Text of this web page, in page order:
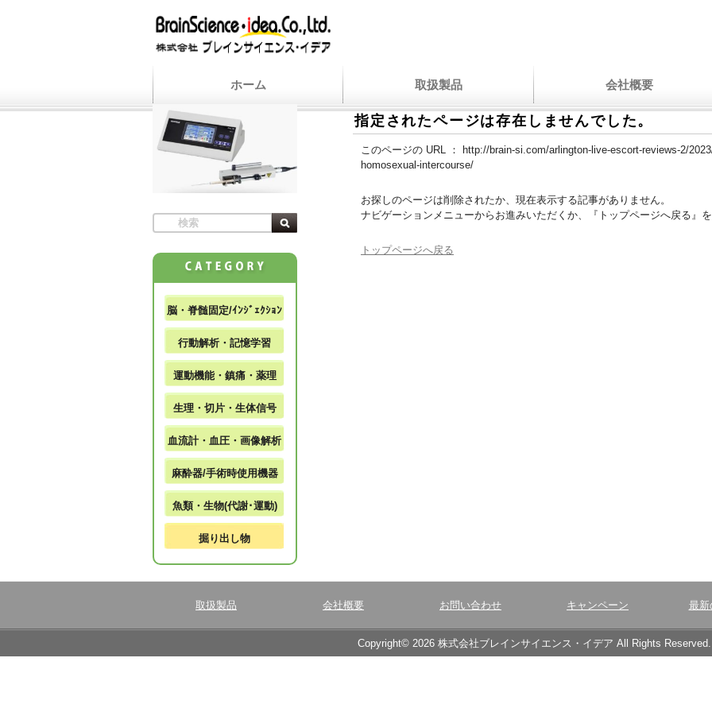
ホーム 取扱製品 会社概要
指定されたページは存在しませんでした。
このページの URL ：
http://brain-si.com/arlington-live-escort-reviews-2/
homosexual-intercourse/
お探しのページは削除されたか、現在表示する記事がありません。
ナビゲーションメニューからお進みいただくか、『トップページへ戻る』を
トップページへ戻る
脳・脊髄固定/ｲﾝｼﾞｪｸｼｮﾝ
行動解析・記憶学習
運動機能・鎮痛・薬理
生理・切片・生体信号
血流計・血圧・画像解析
麻酔器/手術時使用機器
魚類・生物(代謝･運動)
掘り出し物
取扱製品 会社概要 お問い合わせ キャンペーン 最新
Copyright© 2026 株式会社ブレインサイエンス・イデア All Rights Reserved.